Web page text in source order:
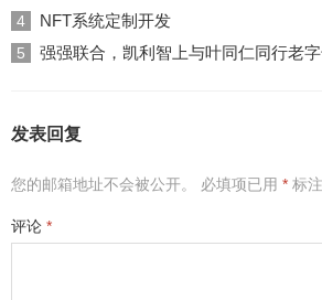
4 NFT系统定制开发
5 强强联合，凯利智上与叶同仁同行老
发表回复
您的邮箱地址不会被公开。 必填项已用 * 标注
评论 *